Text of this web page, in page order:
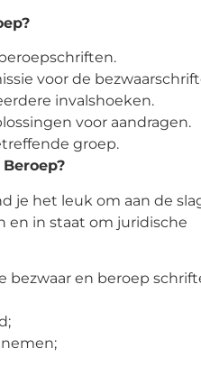
voor de
invalshoeken.
voor aandragen.
groep.
je het leuk om aan de
en in staat om juridische
bezwaar en beroep